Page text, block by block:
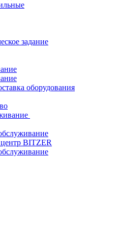
задание
оборудования
BITZER